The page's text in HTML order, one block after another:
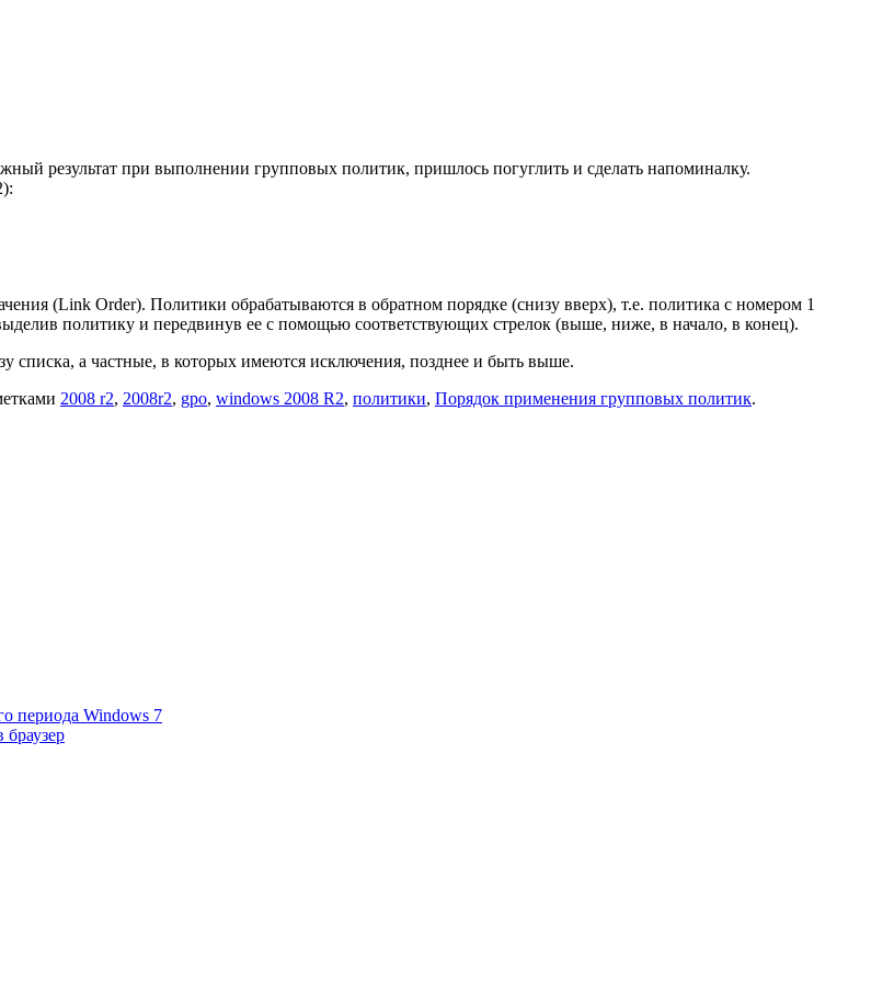
результат при выполнении групповых политик, пришлось погуглить и сделать напоминалку.
(Link Order). Политики обрабатываются в обратном порядке (снизу вверх), т.е. политика с номером 1
политику и передвинув ее с помощью соответствующих стрелок (выше, ниже, в начало, в конец).
списка, а частные, в которых имеются исключения, позднее и быть выше.
2008 r2, 2008r2, gpo, windows 2008 R2, политики, Порядок применения групповых политик.
периода Windows 7